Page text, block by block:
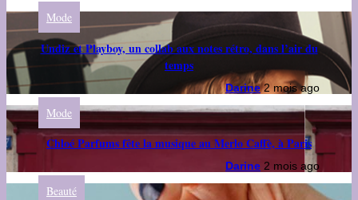
Mode
Undiz et Playboy, un collab aux notes rétro, dans l’air du
temps
Darine 2 mois ago
Mode
Chloé Parfums fête la musique au Merlo Caffè, à Paris
Darine 2 mois ago
Beauté